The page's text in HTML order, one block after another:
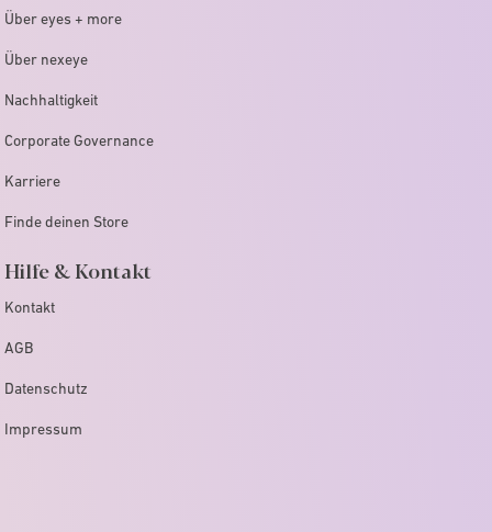
Über eyes + more
Über nexeye
Nachhaltigkeit
Corporate Governance
Karriere
Finde deinen Store
Hilfe & Kontakt
Kontakt
AGB
Datenschutz
Impressum